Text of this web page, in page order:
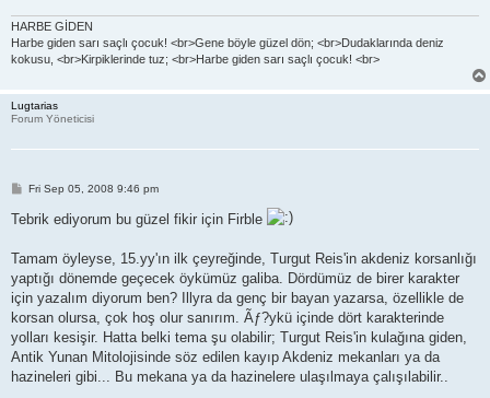
HARBE GİDEN
Harbe giden sarı saçlı çocuk! <br>Gene böyle güzel dön; <br>Dudaklarında deniz
kokusu, <br>Kirpiklerinde tuz; <br>Harbe giden sarı saçlı çocuk! <br>
Lugtarias
Forum Yöneticisi
P
s
t
Fri Sep 05, 2008 9:46 pm
Tebrik ediyorum bu güzel fikir için Firble
Tamam öyleyse, 15.yy'ın ilk çeyreğinde, Turgut Reis'in akdeniz korsanlığı
yaptığı dönemde geçecek öykümüz galiba. Dördümüz de birer karakter
için yazalım diyorum ben? Illyra da genç bir bayan yazarsa, özellikle de
korsan olursa, çok hoş olur sanırım. Ãƒ?ykü içinde dört karakterinde
yolları kesişir. Hatta belki tema şu olabilir; Turgut Reis'in kulağına giden,
Antik Yunan Mitolojisinde söz edilen kayıp Akdeniz mekanları ya da
hazineleri gibi... Bu mekana ya da hazinelere ulaşılmaya çalışılabilir..